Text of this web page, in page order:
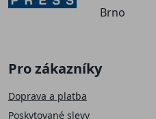
Brno
Pro zákazníky
Doprava a platba
Poskytované slevy